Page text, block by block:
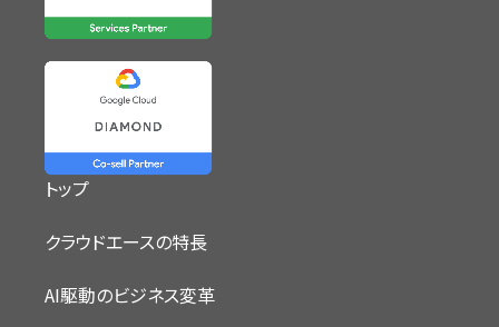
トップ
クラウドエースの特長
AI駆動のビジネス変革